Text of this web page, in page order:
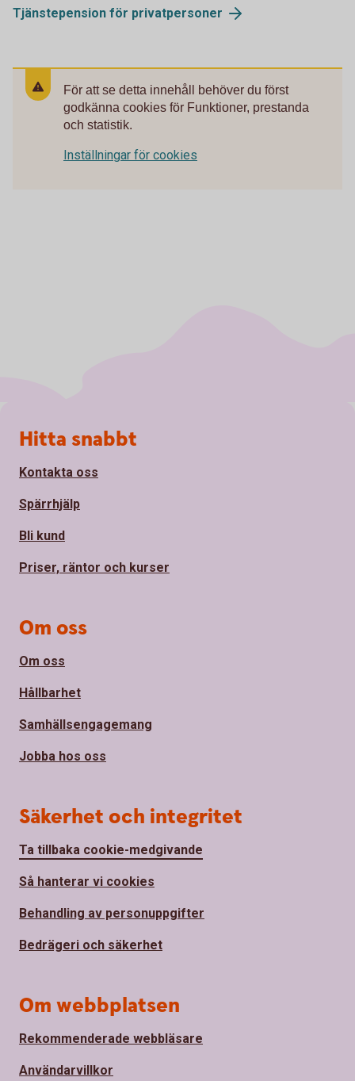
Tjänstepension för privatpersoner
För att se detta innehåll behöver du först
godkänna cookies för Funktioner, prestanda
och statistik.
Inställningar för cookies
Sidfot
Hitta snabbt
Kontakta oss
Spärrhjälp
Bli kund
Priser, räntor och kurser
Om oss
Om oss
Hållbarhet
Samhällsengagemang
Jobba hos oss
Säkerhet och integritet
Ta tillbaka cookie-medgivande
Så hanterar vi cookies
Behandling av personuppgifter
Bedrägeri och säkerhet
Om webbplatsen
Rekommenderade webbläsare
Användarvillkor